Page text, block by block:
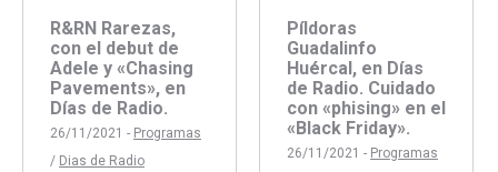
R&RN Rarezas,
con el debut de
Adele y «Chasing
Pavements», en
Días de Radio.
26/11/2021 - Programas
/ Dias de Radio
Píldoras
Guadalinfo
Huércal, en Días
de Radio. Cuidado
con «phising» en el
«Black Friday».
26/11/2021 - Programas